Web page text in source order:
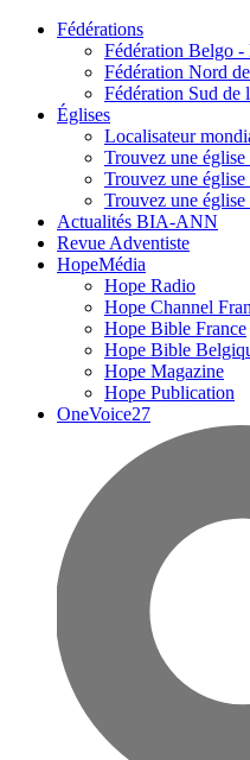
Fédérations
Fédération Belgo
Fédération Nord
Fédération Sud de
Églises
Localisateur
Trouvez une
Trouvez une
Trouvez une
Actualités BIA-ANN
Revue Adventiste
HopeMédia
Hope Radio
Hope Channel
Hope Bible France
Hope Bible
Hope Magazine
Hope Publication
OneVoice27